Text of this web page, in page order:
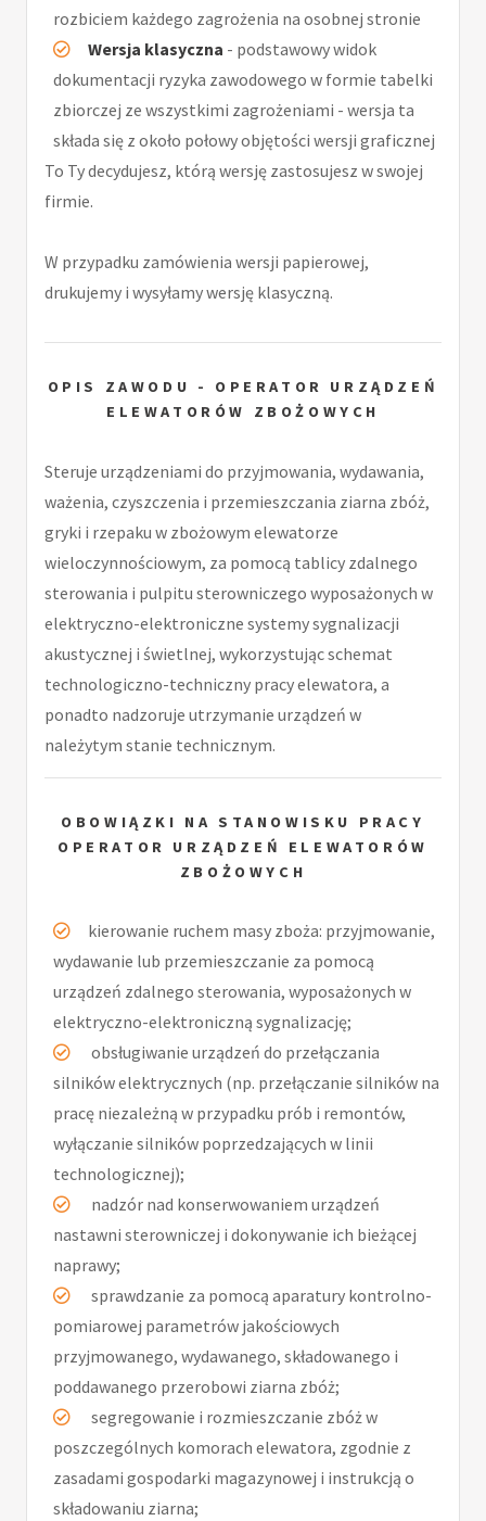
rozbiciem każdego zagrożenia na osobnej stronie
Wersja klasyczna - podstawowy widok
dokumentacji ryzyka zawodowego w formie tabelki
zbiorczej ze wszystkimi zagrożeniami - wersja ta
składa się z około połowy objętości wersji graficznej
To Ty decydujesz, którą wersję zastosujesz w swojej
firmie.
W przypadku zamówienia wersji papierowej,
drukujemy i wysyłamy wersję klasyczną.
OPIS ZAWODU - OPERATOR URZĄDZEŃ
ELEWATORÓW ZBOŻOWYCH
Steruje urządzeniami do przyjmowania, wydawania,
ważenia, czyszczenia i przemieszczania ziarna zbóż,
gryki i rzepaku w zbożowym elewatorze
wieloczynnościowym, za pomocą tablicy zdalnego
sterowania i pulpitu sterowniczego wyposażonych w
elektryczno-elektroniczne systemy sygnalizacji
akustycznej i świetlnej, wykorzystując schemat
technologiczno-techniczny pracy elewatora, a
ponadto nadzoruje utrzymanie urządzeń w
należytym stanie technicznym.
OBOWIĄZKI NA STANOWISKU PRACY
OPERATOR URZĄDZEŃ ELEWATORÓW
ZBOŻOWYCH
kierowanie ruchem masy zboża: przyjmowanie,
wydawanie lub przemieszczanie za pomocą
urządzeń zdalnego sterowania, wyposażonych w
elektryczno-elektroniczną sygnalizację;
obsługiwanie urządzeń do przełączania
silników elektrycznych (np. przełączanie silników na
pracę niezależną w przypadku prób i remontów,
wyłączanie silników poprzedzających w linii
technologicznej);
nadzór nad konserwowaniem urządzeń
nastawni sterowniczej i dokonywanie ich bieżącej
naprawy;
sprawdzanie za pomocą aparatury kontrolno-
pomiarowej parametrów jakościowych
przyjmowanego, wydawanego, składowanego i
poddawanego przerobowi ziarna zbóż;
segregowanie i rozmieszczanie zbóż w
poszczególnych komorach elewatora, zgodnie z
zasadami gospodarki magazynowej i instrukcją o
składowaniu ziarna;